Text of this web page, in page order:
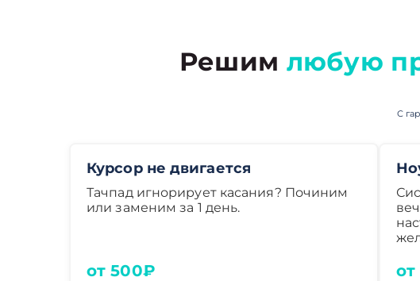
Решим любую
С
Курсор не двигается
Тачпад игнорирует касания? Починим
или заменим за 1 день.
от 500₽